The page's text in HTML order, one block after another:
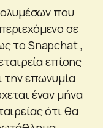
που
σε
το Snapchat ,
επίσης
την επωνυμία
έναν μήνα
ότι θα